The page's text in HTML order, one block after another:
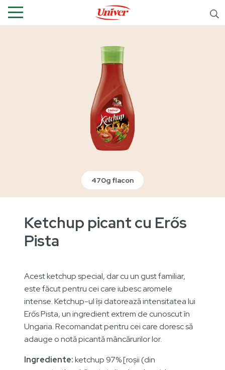
470g flacon
Ketchup picant cu Erős
Pista
Acest ketchup special, dar cu un gust familiar,
este făcut pentru cei care iubesc aromele
intense. Ketchup-ul își datorează intensitatea lui
Erős Pista, un ingredient extrem de cunoscut în
Ungaria. Recomandat pentru cei care doresc să
adauge o notă picantă mâncărurilor lor.
Ingrediente:ketchup 97% [roșii (din